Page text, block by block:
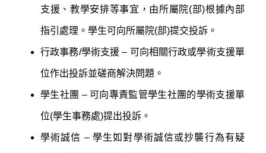
支援、教學安排等事宜，由所屬院(部)根據內部
指引處理。學生可向所屬院(部)提交投訴。
行政事務/學術支援 – 可向相關行政或學術支援單
位作出投訴並磋商解決問題。
學生社團 – 可向專責監管學生社團的學術支援單
位(學生事務處)提出投訴。
學術誠信 – 學生如對學術誠信或抄襲行為有疑